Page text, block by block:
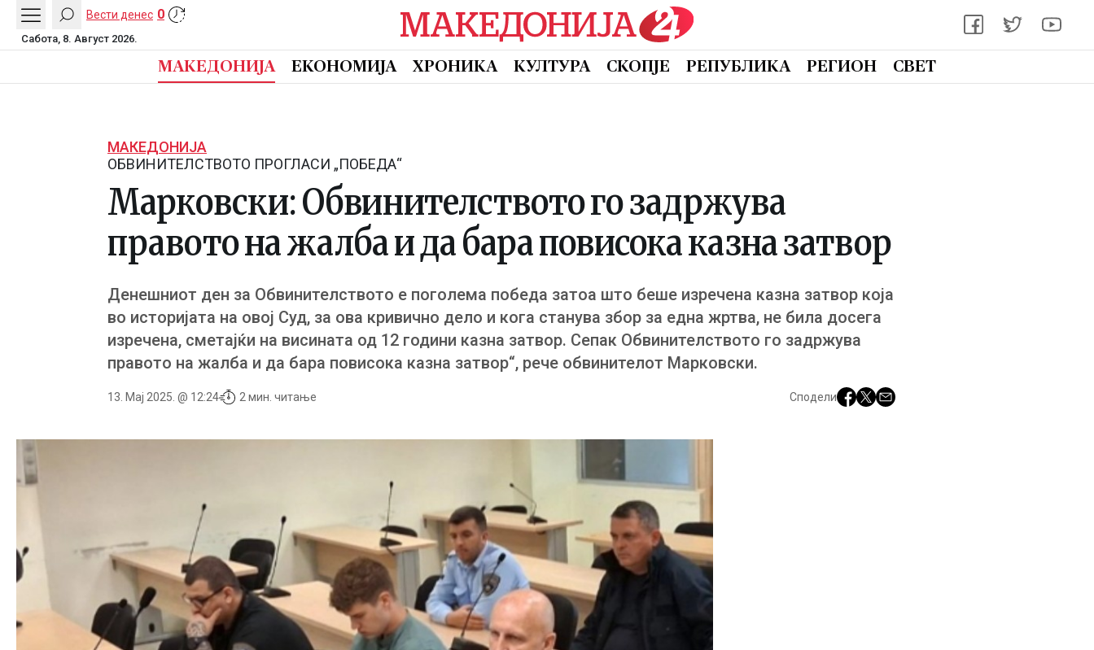
Вести денес 0
Сабота, 8. Август 2026.
МАКЕДОНИЈА ЕКОНОМИЈА ХРОНИКА КУЛТУРА СКОПЈЕ РЕПУБЛИКА РЕГИОН СВЕТ
МАКЕДОНИЈА
ОБВИНИТЕЛСТВОТО ПРОГЛАСИ „ПОБЕДА“
Марковски: Обвинителството го задржува
правото на жалба и да бара повисока казна затвор
Денешниот ден за Обвинителството е поголема победа затоа што беше изречена казна затвор која
во историјата на овој Суд, за ова кривично дело и кога станува збор за една жртва, не била досега
изречена, сметајќи на висината од 12 години казна затвор. Сепак Обвинителството го задржува
правото на жалба и да бара повисока казна затвор“, рече обвинителот Марковски.
13. Мај 2025. @ 12:24 2 мин. читање Сподели